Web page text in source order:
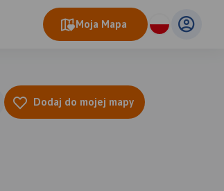
Moja Mapa
Dodaj do mojej mapy